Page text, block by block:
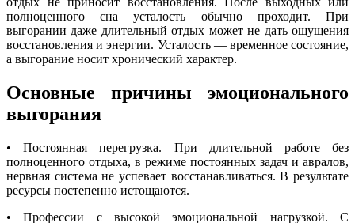
полноценного сна усталость обычно проходит. При
выгорании даже длительный отдых может не дать ощущения
восстановления и энергии. Усталость — временное состояние,
а выгорание носит хронический характер.
Основные причины эмоционального
выгорания
• Постоянная перегрузка. При длительной работе без
полноценного отдыха, в режиме постоянных задач и авралов,
нервная система не успевает восстанавливаться. В результате
ресурсы постепенно истощаются.
• Профессии с высокой эмоциональной нагрузкой. С